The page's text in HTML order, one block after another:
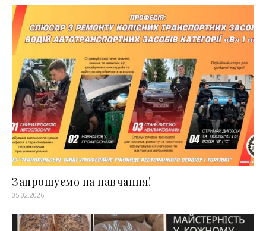
Запрошуємо на навчання!
05.02.2026